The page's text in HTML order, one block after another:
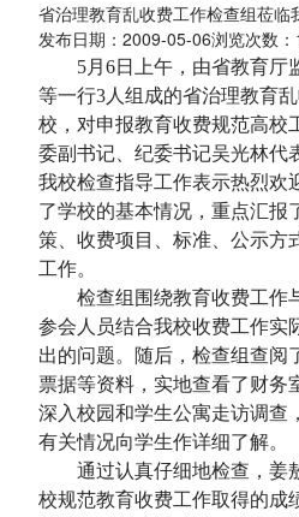
省治理教育乱收费工作检查组莅临
发布日期：2009-05-06浏览次数：
5月 6日
上午，由省教育
等一行3人组成的省治理教育
校，对申报教育收费规范高校
委副书记、纪委书记吴光林代
我校检查指导工作表示热烈欢
了学校的基本情况，重点汇报
策、收费项目、标准、公示方
工作。
检查组围绕教育收费工作
参会人员结合我校收费工作实
出的问题。随后，检查组查阅
票据等资料，实地查看了财务
深入校园和学生公寓走访调查
有关情况向学生作详细了解。
通过认真仔细地检查，姜
校规范教育收费工作取得的成